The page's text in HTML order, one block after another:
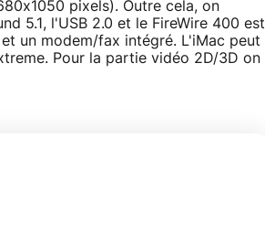
pixels). Outre cela, on
5.1, l'USB 2.0 et le FireWire 400 est
un modem/fax intégré. L'iMac peut
Pour la partie vidéo 2D/3D on